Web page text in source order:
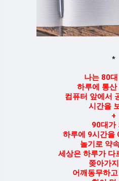
*
나는 80
하루에 통
컴퓨터 앞에서
시간을
+
90대가
하루에 9시간을
놀기로 약
세상은 하루가 다
쫒아가
어깨동무하